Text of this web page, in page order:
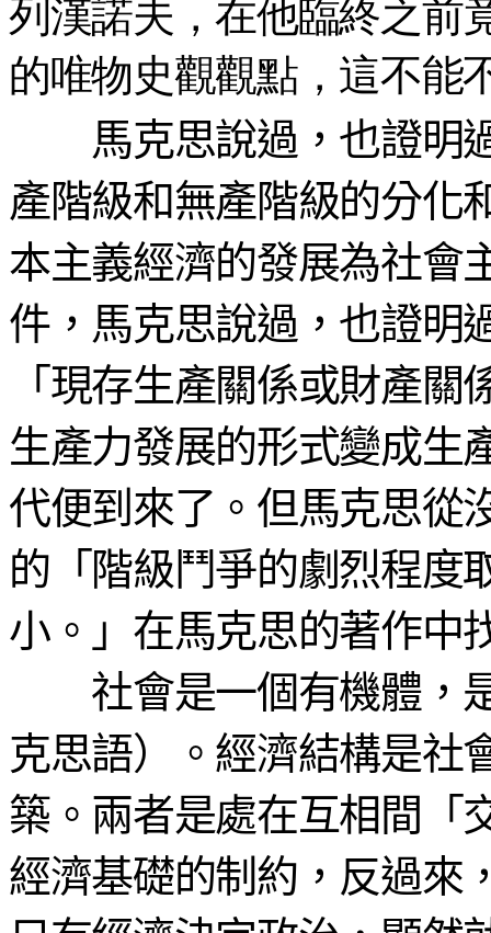
列漢諾夫，在他臨終之前
的唯物史觀觀點，這不能
馬克思說過，也證明過
產階級和無產階級的分化
本主義經濟的發展為社會
件，馬克思說過，也證明
「現存生產關係或財產
生產力發展的形式變成生
代便到來了。但馬克思從
的「階級鬥爭的劇烈程度
小。」在馬克思的著作中
社會是一個有機體，是
克思語）。經濟結構是社
築。兩者是處在互相間「
經濟基礎的制約，反過來